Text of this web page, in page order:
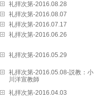
礼拝次第-2016.08.28
礼拝次第-2016.08.07
礼拝次第-2016.07.17
礼拝次第-2016.06.26
礼拝次第-2016.05.29
礼拝次第-2016.05.08-説教：小
川洋宣教師
礼拝次第-2016.04.03